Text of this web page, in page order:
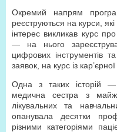
Окремий напрям
реєструються на курси,
інтерес викликав курс
— на нього
цифрових інструментів
заявок, на курс із
Одна з таких історій
медична сестра з
лікувальних та
опанувала десятки
різними категоріями